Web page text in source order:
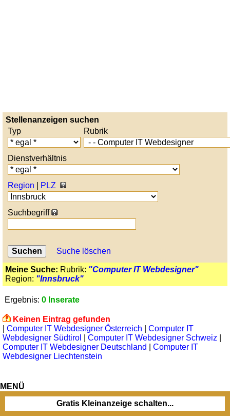
Stellenanzeigen suchen
Typ
Rubrik
Dienstverhältnis
Region PLZ
Suchbegriff
Suche löschen
Meine Suche: Rubrik: "Computer IT Webdesigner"
Region: "Innsbruck"
Ergebnis: 0 Inserate
Keinen Eintrag gefunden
Computer IT Webdesigner Österreich
Computer IT
Webdesigner Südtirol
Computer IT Webdesigner Schweiz
Computer IT Webdesigner Deutschland
Computer IT
Webdesigner Liechtenstein
MENÜ
Gratis Kleinanzeige schalten...